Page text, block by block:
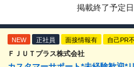
掲載終了予定日
NEW 正社員 面接情報有 自己PR
ＦＪＵＴプラス株式会社